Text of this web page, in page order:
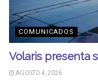
COMUNICADOS
Volaris presenta
AGOSTO 4, 2026